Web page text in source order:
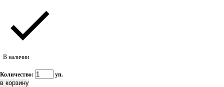
В наличии
Количество: уп.